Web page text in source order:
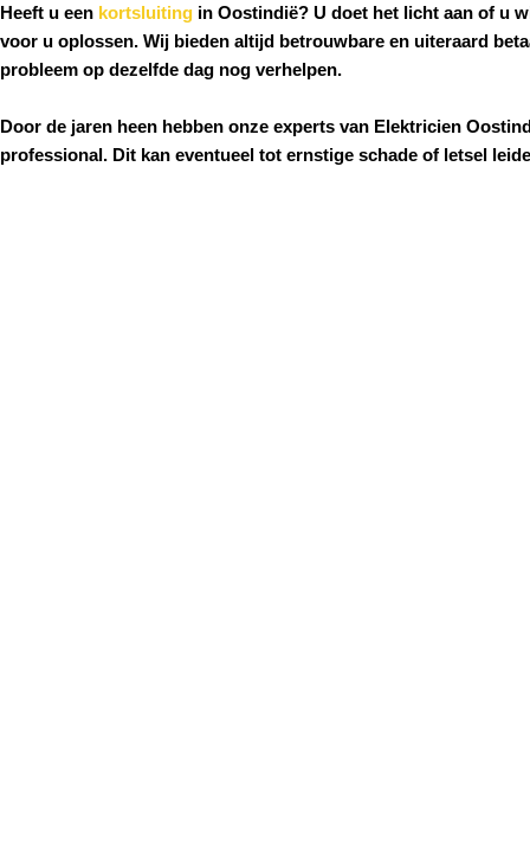
Heeft u een kortsluiting in Oostindië? U doet het licht aan of u
voor u oplossen. Wij bieden altijd betrouwbare en uiteraard
probleem op dezelfde dag nog verhelpen.
Door de jaren heen hebben onze experts van Elektricien
professional. Dit kan eventueel tot ernstige schade of letsel